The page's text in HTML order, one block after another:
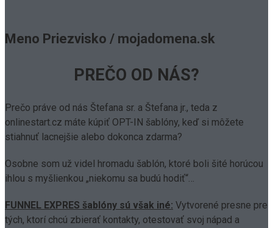
Meno Priezvisko / mojadomena.sk
PREČO OD NÁS?
Prečo práve od nás Štefana sr. a Štefana jr., teda z
onlinestart.cz máte kúpiť OPT-IN šablóny, keď si môžete
stiahnuť lacnejšie alebo dokonca zdarma?
Osobne som už videl hromadu šablón, ktoré boli šité horúcou
ihlou s myšlienkou „niekomu sa budú hodiť“…
FUNNEL EXPRES šablóny sú však iné: Vytvorené presne pre
tých, ktorí chcú zbierať kontakty, otestovať svoj nápad a